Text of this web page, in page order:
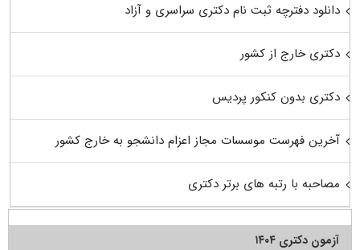
دانلود دفترچه ثبت نام دکتری سراسری و آزاد
دکتری خارج از کشور
دکتری بدون کنکور پردیس
آخرین فهرست موسسات مجاز اعزام دانشجو به خارج کشور
مصاحبه با رتبه های برتر دکتری
آزمون دکتری ۱۴۰۴